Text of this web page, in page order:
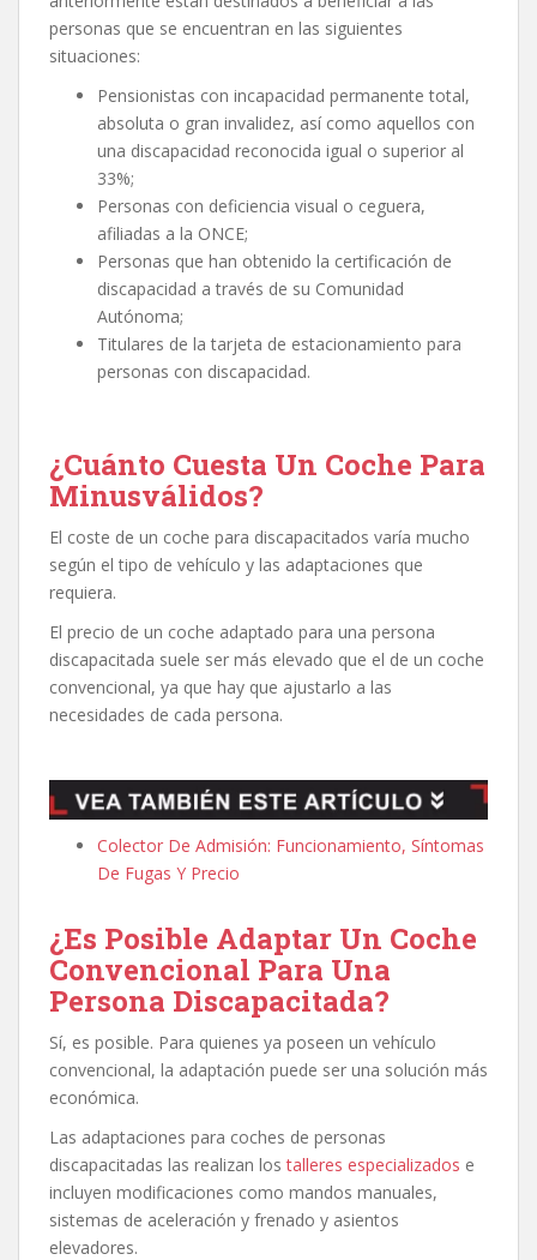
personas que se encuentran en las siguientes
situaciones:
Pensionistas con incapacidad permanente total,
absoluta o gran invalidez, así como aquellos con
una discapacidad reconocida igual o superior al
33%;
Personas con deficiencia visual o ceguera,
afiliadas a la ONCE;
Personas que han obtenido la certificación de
discapacidad a través de su Comunidad
Autónoma;
Titulares de la tarjeta de estacionamiento para
personas con discapacidad.
¿Cuánto Cuesta Un Coche Para
Minusválidos?
El coste de un coche para discapacitados varía mucho
según el tipo de vehículo y las adaptaciones que
requiera.
El precio de un coche adaptado para una persona
discapacitada suele ser más elevado que el de un coche
convencional, ya que hay que ajustarlo a las
necesidades de cada persona.
Colector De Admisión: Funcionamiento, Síntomas
De Fugas Y Precio
¿Es Posible Adaptar Un Coche
Convencional Para Una
Persona Discapacitada?
Sí, es posible. Para quienes ya poseen un vehículo
convencional, la adaptación puede ser una solución más
económica.
Las adaptaciones para coches de personas
discapacitadas las realizan lostalleres especializados e
incluyen modificaciones como mandos manuales,
sistemas de aceleración y frenado y asientos
elevadores.